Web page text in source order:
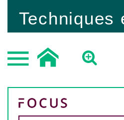
Techniques